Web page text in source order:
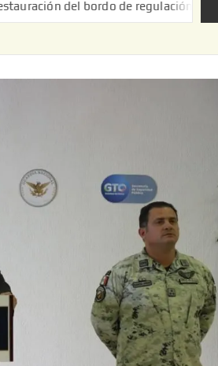
bordo de regulación en el Ejido de